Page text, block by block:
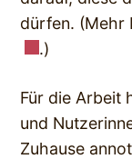
dürfen. (Mehr
.)
Für die Arbeit
und
Zuhause